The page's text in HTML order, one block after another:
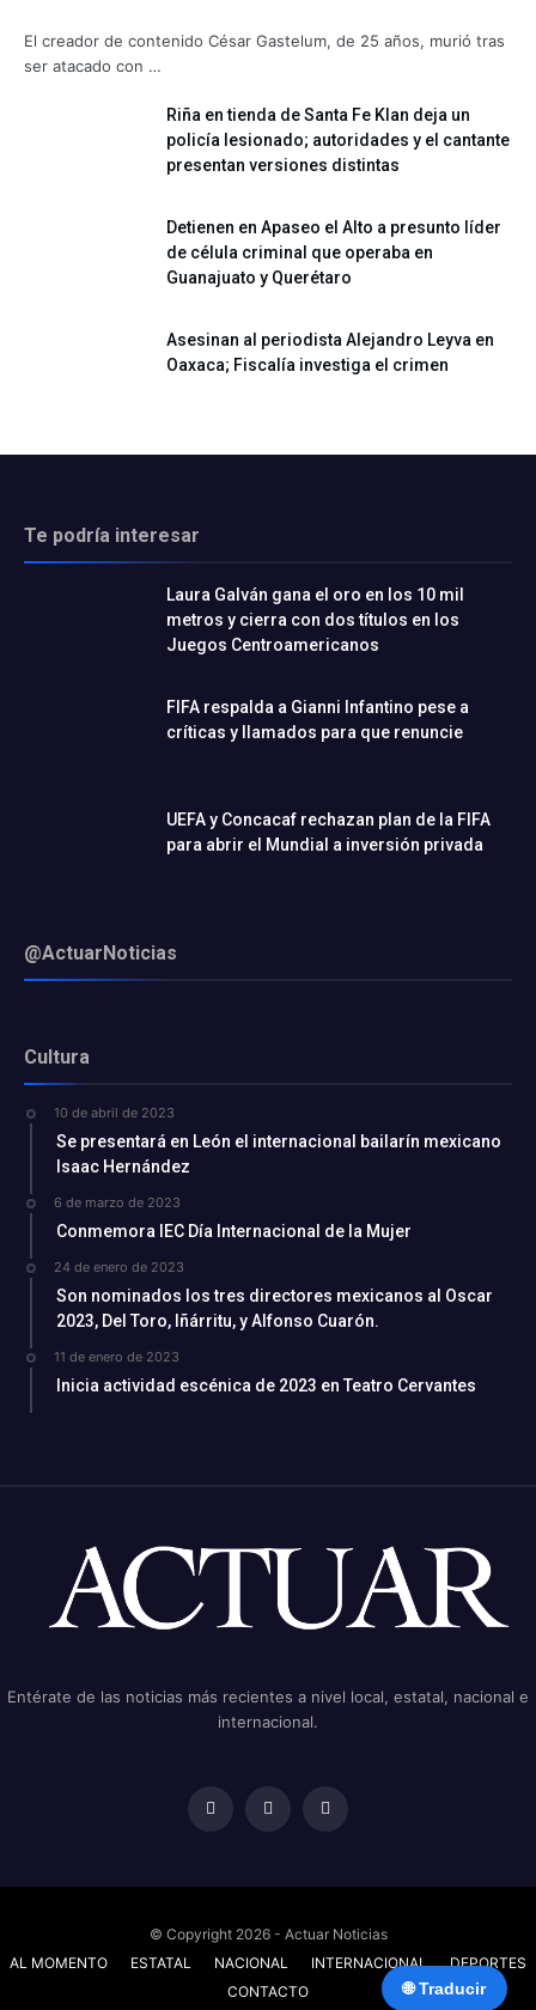
El creador de contenido César Gastelum, de 25 años, murió tras
ser atacado con …
Riña en tienda de Santa Fe Klan deja un
policía lesionado; autoridades y el cantante
presentan versiones distintas
Detienen en Apaseo el Alto a presunto líder
de célula criminal que operaba en
Guanajuato y Querétaro
Asesinan al periodista Alejandro Leyva en
Oaxaca; Fiscalía investiga el crimen
Te podría interesar
Laura Galván gana el oro en los 10 mil
metros y cierra con dos títulos en los
Juegos Centroamericanos
FIFA respalda a Gianni Infantino pese a
críticas y llamados para que renuncie
UEFA y Concacaf rechazan plan de la FIFA
para abrir el Mundial a inversión privada
@ActuarNoticias
Cultura
10 de abril de 2023
Se presentará en León el internacional bailarín mexicano
Isaac Hernández
6 de marzo de 2023
Conmemora IEC Día Internacional de la Mujer
24 de enero de 2023
Son nominados los tres directores mexicanos al Oscar
2023, Del Toro, Iñárritu, y Alfonso Cuarón.
11 de enero de 2023
Inicia actividad escénica de 2023 en Teatro Cervantes
Entérate de las noticias más recientes a nivel local, estatal, nacional e
internacional.
© Copyright 2026 - Actuar Noticias
AL MOMENTO
ESTATAL NACIONAL INTERNACIONAL
DEPORTES
CONTACTO
🌐 Traducir